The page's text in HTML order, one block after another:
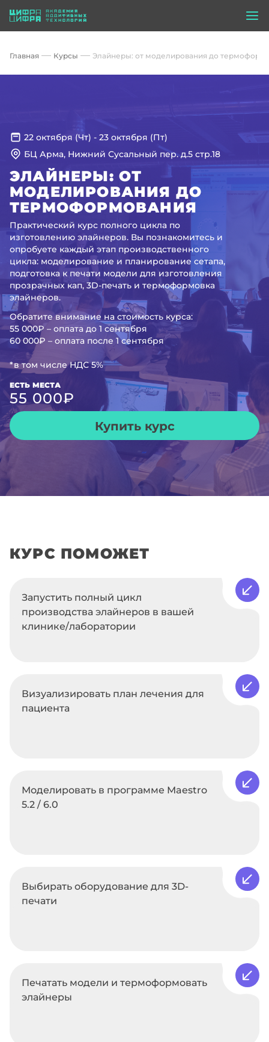
Главная Курсы Элайнеры: от моделирования до
22 октября (Чт) - 23 октября (Пт)
БЦ Арма, Нижний Сусальный пер. д.5 стр.18
ЭЛАЙНЕРЫ: ОТ
МОДЕЛИРОВАНИЯ ДО
ТЕРМОФОРМОВАНИЯ
Практический курс полного цикла по
изготовлению элайнеров. Вы познакомитесь и
опробуете каждый этап производственного
цикла: моделирование и планирование сетапа,
подготовка к печати модели для изготовления
прозрачных кап, 3D-печать и термоформовка
элайнеров.
Обратите внимание на стоимость курса:
55 000₽ – оплата до 1 сентября
60 000₽ – оплата после 1 сентября
*в том числе НДС 5%
Купить курс
ЕСТЬ МЕСТА
55 000₽
КУРС ПОМОЖЕТ
Запустить полный цикл
производства элайнеров в вашей
клинике/лаборатории
Визуализировать план лечения для
пациента
Моделировать в программе Maestro
5.2 / 6.0
Выбирать оборудование для 3D-
печати
Печатать модели и термоформовать
элайнеры